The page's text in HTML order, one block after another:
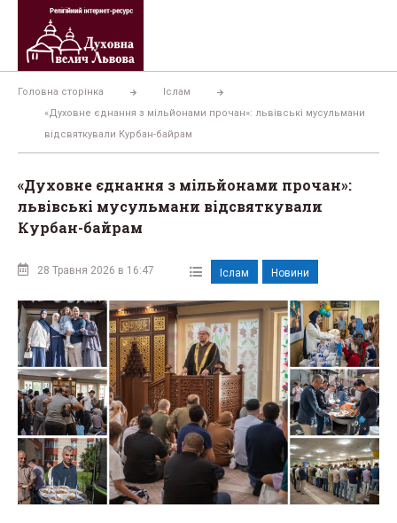
Перейти
вмісту
Головна сторінка
Іслам
«Духовне єднання з мільйонами прочан»: львівські мусульмани
відсвяткували Курбан-байрам
«Духовне єднання з мільйонами прочан»:
львівські мусульмани відсвяткували
Курбан-байрам
28 Травня 2026 в 16:47 Іслам Новини